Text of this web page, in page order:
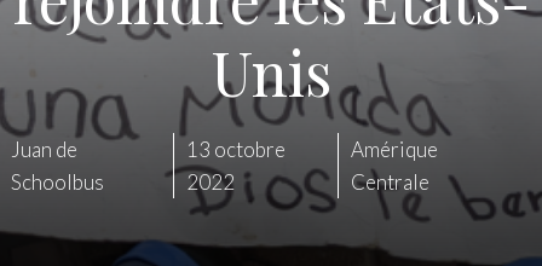
Unis
Juan de
Schoolbus
13 octobre
2022
Amérique
Centrale